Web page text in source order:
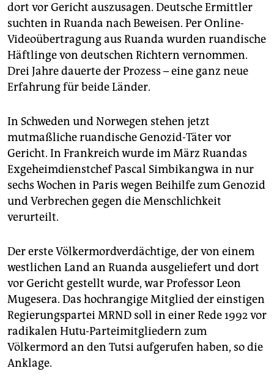
dort vor Gericht auszusagen. Deutsche Ermittler
suchten in Ruanda nach Beweisen. Per Online-
Videoübertragung aus Ruanda wurden ruandische
Häftlinge von deutschen Richtern vernommen.
Drei Jahre dauerte der Prozess – eine ganz neue
Erfahrung für beide Länder.
In Schweden und Norwegen stehen jetzt
mutmaßliche ruandische Genozid-Täter vor
Gericht. In Frankreich wurde im März Ruandas
Exgeheimdienstchef Pascal Simbikangwa in nur
sechs Wochen in Paris wegen Beihilfe zum Genozid
und Verbrechen gegen die Menschlichkeit
verurteilt.
Der erste Völkermordverdächtige, der von einem
westlichen Land an Ruanda ausgeliefert und dort
vor Gericht gestellt wurde, war Professor Leon
Mugesera. Das hochrangige Mitglied der einstigen
Regierungspartei MRND soll in einer Rede 1992 vor
radikalen Hutu-Parteimitgliedern zum
Völkermord an den Tutsi aufgerufen haben, so die
Anklage.